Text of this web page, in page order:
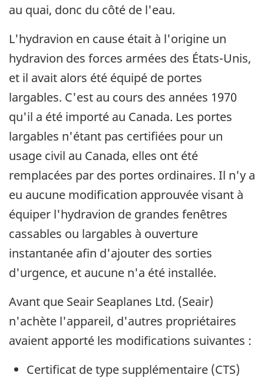
au quai, donc du côté de l'eau.
L'hydravion en cause était à l'origine un
hydravion des forces armées des États-Unis,
et il avait alors été équipé de portes
largables. C'est au cours des années 1970
qu'il a été importé au Canada. Les portes
largables n'étant pas certifiées pour un
usage civil au Canada, elles ont été
remplacées par des portes ordinaires. Il n'y a
eu aucune modification approuvée visant à
équiper l'hydravion de grandes fenêtres
cassables ou largables à ouverture
instantanée afin d'ajouter des sorties
d'urgence, et aucune n'a été installée.
Avant que Seair Seaplanes Ltd. (Seair)
n'achète l'appareil, d'autres propriétaires
avaient apporté les modifications suivantes :
Certificat de type supplémentaire (CTS)